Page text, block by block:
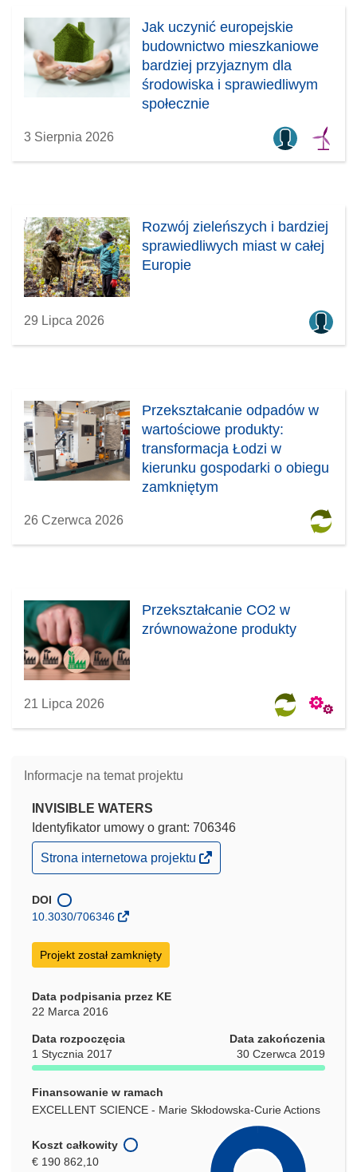
Jak uczynić europejskie
budownictwo mieszkaniowe
bardziej przyjaznym dla
środowiska i sprawiedliwym
społecznie
3 Sierpnia 2026
Rozwój zieleńszych i bardziej
sprawiedliwych miast w całej
Europie
29 Lipca 2026
Przekształcanie odpadów w
wartościowe produkty:
transformacja Łodzi w
kierunku gospodarki o obiegu
zamkniętym
26 Czerwca 2026
Przekształcanie CO2 w
zrównoważone produkty
21 Lipca 2026
Informacje na temat projektu
INVISIBLE WATERS
Identyfikator umowy o grant: 706346
(odnośnik
otworzy
w
nowym
Strona internetowa projektu
DOI
10.3030/706346
Projekt został zamknięty
Data podpisania przez KE
22 Marca 2016
Data rozpoczęcia
1 Stycznia 2017
Data zakończenia
30 Czerwca 2019
Finansowanie w ramach
EXCELLENT SCIENCE - Marie Skłodowska-Curie Actions
Koszt całkowity
€ 190 862,10